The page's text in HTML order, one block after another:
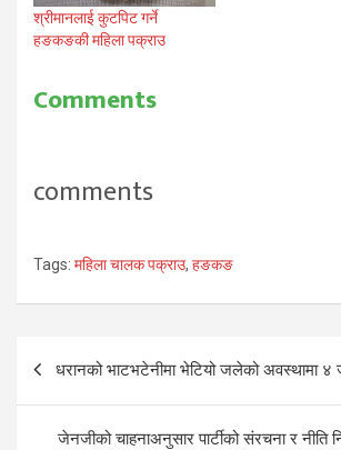
श्रीमानलाई कुटपिट गर्ने
हङकङकी महिला पक्राउ
Comments
comments
Tags: महिला चालक पक्राउ, हङकङ
Post
navigation
धरानको भाटभटेनीमा भेटियो जलेको अवस्थामा ४
जेनजीको चाहनाअनुसार पार्टीको संरचना र नीति